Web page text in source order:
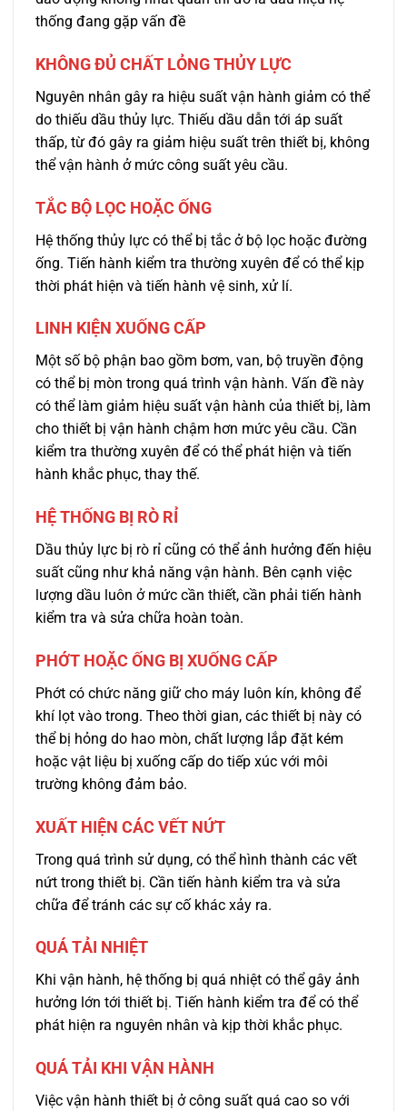
thống đang gặp vấn đề
KHÔNG ĐỦ CHẤT LỎNG THỦY LỰC
Nguyên nhân gây ra hiệu suất vận hành giảm có thể
do thiếu dầu thủy lực. Thiếu dầu dẫn tới áp suất
thấp, từ đó gây ra giảm hiệu suất trên thiết bị, không
thể vận hành ở mức công suất yêu cầu.
TẮC BỘ LỌC HOẶC ỐNG
Hệ thống thủy lực có thể bị tắc ở bộ lọc hoặc đường
ống. Tiến hành kiểm tra thường xuyên để có thể kịp
thời phát hiện và tiến hành vệ sinh, xử lí.
LINH KIỆN XUỐNG CẤP
Một số bộ phận bao gồm bơm, van, bộ truyền động
có thể bị mòn trong quá trình vận hành. Vấn đề này
có thể làm giảm hiệu suất vận hành của thiết bị, làm
cho thiết bị vận hành chậm hơn mức yêu cầu. Cần
kiểm tra thường xuyên để có thể phát hiện và tiến
hành khắc phục, thay thế.
HỆ THỐNG BỊ RÒ RỈ
Dầu thủy lực bị rò rỉ cũng có thể ảnh hưởng đến hiệu
suất cũng như khả năng vận hành. Bên cạnh việc
lượng dầu luôn ở mức cần thiết, cần phải tiến hành
kiểm tra và sửa chữa hoàn toàn.
PHỚT HOẶC ỐNG BỊ XUỐNG CẤP
Phớt có chức năng giữ cho máy luôn kín, không để
khí lọt vào trong. Theo thời gian, các thiết bị này có
thể bị hỏng do hao mòn, chất lượng lắp đặt kém
hoặc vật liệu bị xuống cấp do tiếp xúc với môi
trường không đảm bảo.
XUẤT HIỆN CÁC VẾT NỨT
Trong quá trình sử dụng, có thể hình thành các vết
nứt trong thiết bị. Cần tiến hành kiểm tra và sửa
chữa để tránh các sự cố khác xảy ra.
QUÁ TẢI NHIỆT
Khi vận hành, hệ thống bị quá nhiệt có thể gây ảnh
hưởng lớn tới thiết bị. Tiến hành kiểm tra để có thể
phát hiện ra nguyên nhân và kịp thời khắc phục.
QUÁ TẢI KHI VẬN HÀNH
Việc vận hành thiết bị ở công suất quá cao so với